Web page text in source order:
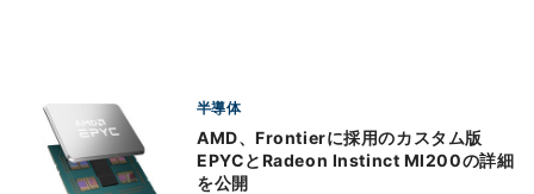
半導体
AMD、Frontierに採用のカスタム版
EPYCとRadeon Instinct MI200の詳細
を公開